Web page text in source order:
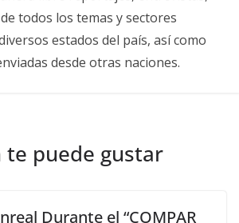
todos los temas y sectores
estados del país, así como
desde otras naciones.
te puede gustar
Durante el “COMPAR